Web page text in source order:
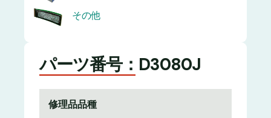
その他
パーツ番号：D3080J
修理品品種